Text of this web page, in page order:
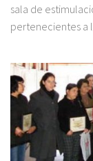
sala de
pertenecientes a